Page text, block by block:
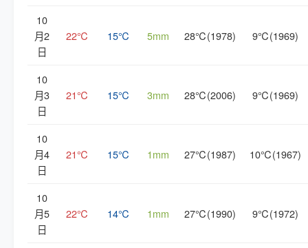
10
月2
日
22℃ 15℃ 5mm 28℃(1978) 9℃(1969)
10
月3
日
21℃ 15℃ 3mm 28℃(2006) 9℃(1969)
10
月4
日
21℃ 15℃ 1mm 27℃(1987) 10℃(1967)
10
月5
日
22℃ 14℃ 1mm 27℃(1990) 9℃(1972)